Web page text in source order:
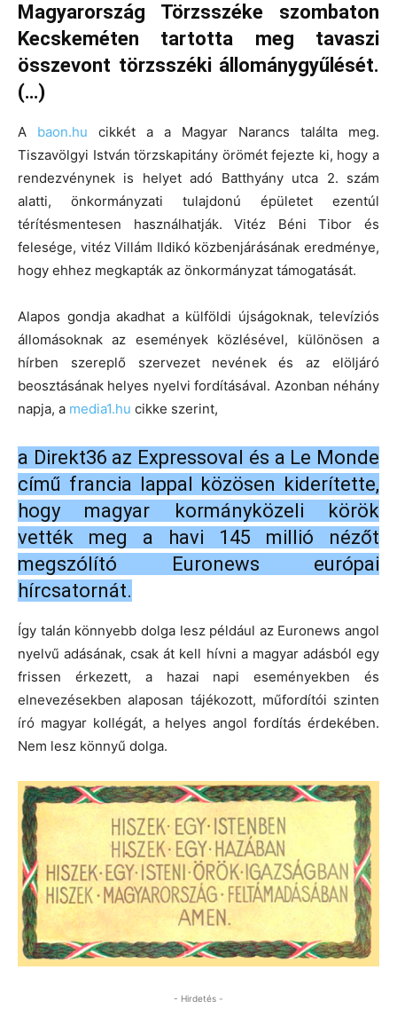
Magyarország Törzsszéke szombaton
Kecskeméten tartotta meg tavaszi
összevont törzsszéki állománygyűlését.
(…)
A baon.hu cikkét a a Magyar Narancs találta meg.
Tiszavölgyi István törzskapitány örömét fejezte ki, hogy a
rendezvénynek is helyet adó Batthyány utca 2. szám
alatti, önkormányzati tulajdonú épületet ezentúl
térítésmentesen használhatják. Vitéz Béni Tibor és
felesége, vitéz Villám Ildikó közbenjárásának eredménye,
hogy ehhez megkapták az önkormányzat támogatását.
Alapos gondja akadhat a külföldi újságoknak, televíziós
állomásoknak az események közlésével, különösen a
hírben szereplő szervezet nevének és az elöljáró
beosztásának helyes nyelvi fordításával. Azonban néhány
napja, a media1.hu cikke szerint,
a Direkt36 az Expressoval és a Le Monde
című francia lappal közösen kiderítette,
hogy magyar kormányközeli körök
vették meg a havi 145 millió nézőt
megszólító Euronews európai
hírcsatornát.
Így talán könnyebb dolga lesz például az Euronews angol
nyelvű adásának, csak át kell hívni a magyar adásból egy
frissen érkezett, a hazai napi eseményekben és
elnevezésekben alaposan tájékozott, műfordítói szinten
író magyar kollégát, a helyes angol fordítás érdekében.
Nem lesz könnyű dolga.
- Hirdetés -